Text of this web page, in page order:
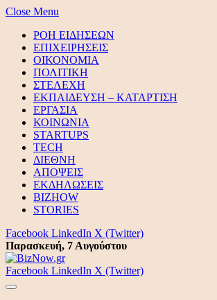
Close Menu
ΡΟΗ ΕΙΔΗΣΕΩΝ
ΕΠΙΧΕΙΡΗΣΕΙΣ
ΟΙΚΟΝΟΜΙΑ
ΠΟΛΙΤΙΚΗ
ΣΤΕΛΕΧΗ
ΕΚΠΑΙΔΕΥΣΗ – ΚΑΤΑΡΤΙΣΗ
ΕΡΓΑΣΙΑ
ΚΟΙΝΩΝΙΑ
STARTUPS
TECH
ΔΙΕΘΝΗ
ΑΠΟΨΕΙΣ
ΕΚΔΗΛΩΣΕΙΣ
BIZHOW
STORIES
Facebook LinkedIn X (Twitter)
Παρασκευή, 7 Αυγούστου
Facebook LinkedIn X (Twitter)